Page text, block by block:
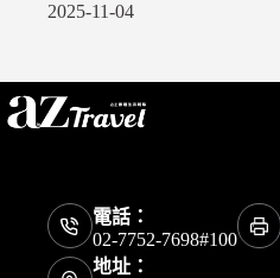
2025-11-04
電話：
02-7752-7698#100
地址：